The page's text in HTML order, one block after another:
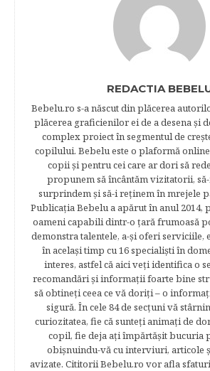
REDACTIA
Bebelu.ro s-a născut din plăcerea
plăcerea graficienilor ei de a desena şi
complex proiect în segmentul de
copilului. Bebelu este o plaformă
copii şi pentru cei care ar dori să
propunem să încântăm vizitatorii,
surprindem şi să-i reţinem în mrejele
Publicația Bebelu a apărut în anul 2014,
oameni capabili dintr-o ţară frumoasă
demonstra talentele, a-şi oferi serviciile,
în acelaşi timp cu 16 specialişti în
interes, astfel că aici veţi identifica o
recomandări şi informaţii foarte bine
să obtineţi ceea ce vă doriţi – o
sigură. În cele 84 de secțuni vă
curiozitatea, fie că sunteţi animaţi de
copil, fie deja aţi împărtăşit bucuria
obişnuindu-vă cu interviuri, articole
avizate. Cititorii Bebelu.ro vor afla